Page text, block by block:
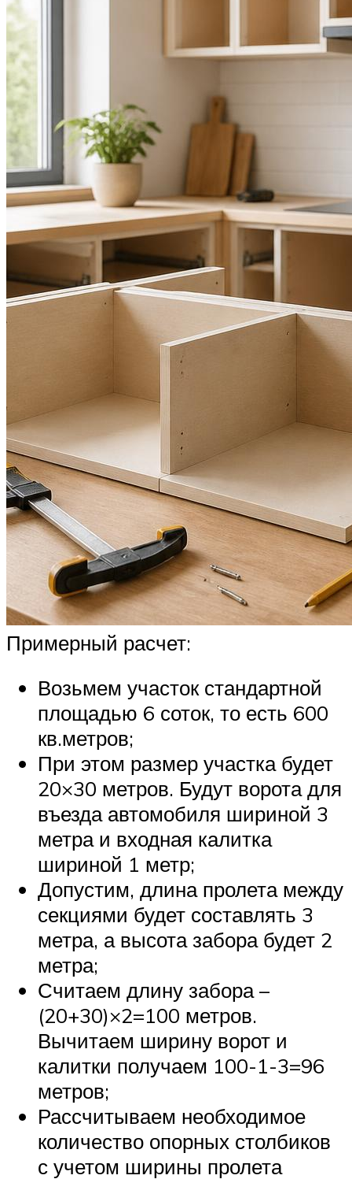
Примерный расчет:
Возьмем участок стандартной
площадью 6 соток, то есть 600
кв.метров;
При этом размер участка будет
20×30 метров. Будут ворота для
въезда автомобиля шириной 3
метра и входная калитка
шириной 1 метр;
Допустим, длина пролета между
секциями будет составлять 3
метра, а высота забора будет 2
метра;
Считаем длину забора –
(20+30)×2=100 метров.
Вычитаем ширину ворот и
калитки получаем 100-1-3=96
метров;
Рассчитываем необходимое
количество опорных столбиков
с учетом ширины пролета